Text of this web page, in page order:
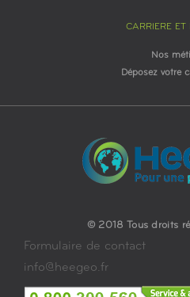
CARRIERE ET
Nos
Déposez votre
© 2018 Tous droits
Formulaire de contact
info@heegeo.fr